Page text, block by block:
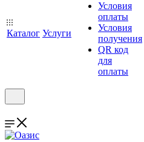
Каталог Услуги
Условия
оплаты
Условия
получения
QR код
для
оплаты